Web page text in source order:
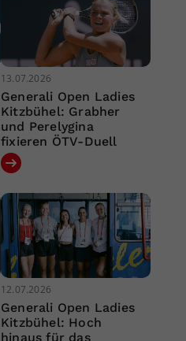
13.07.2026
Generali Open Ladies
Kitzbühel: Grabher
und Perelygina
fixieren ÖTV-Duell
12.07.2026
Generali Open Ladies
Kitzbühel: Hoch
hinaus für das